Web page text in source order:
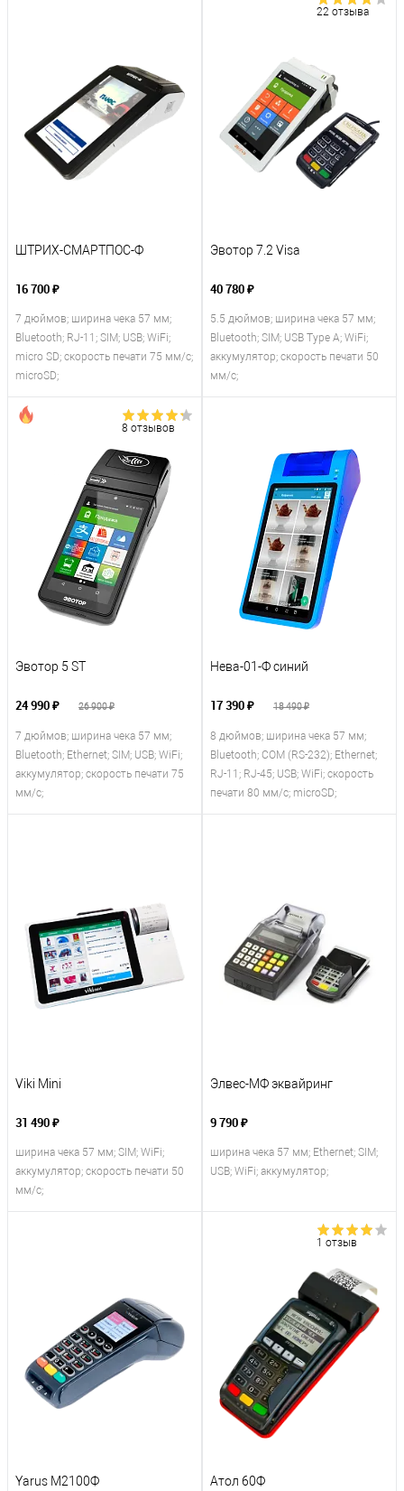
ШТРИХ-СМАРТПОС-Ф
16 700 ₽
7 дюймов; ширина чека 57 мм;
Bluetooth; RJ-11; SIM; USB; WiFi;
micro SD; скорость печати 75 мм/с;
microSD;
22 отзыва
Эвотор 7.2 Visa
40 780 ₽
5.5 дюймов; ширина чека 57 мм;
Bluetooth; SIM; USB Type A; WiFi;
аккумулятор; скорость печати 50
мм/с;
8 отзывов
Эвотор 5 ST
24 990 ₽ 26 900 ₽
7 дюймов; ширина чека 57 мм;
Bluetooth; Ethernet; SIM; USB; WiFi;
аккумулятор; скорость печати 75
мм/с;
Нева-01-Ф синий
17 390 ₽ 18 490 ₽
8 дюймов; ширина чека 57 мм;
Bluetooth; COM (RS-232); Ethernet;
RJ-11; RJ-45; USB; WiFi; скорость
печати 80 мм/с; microSD;
Viki Mini
31 490 ₽
ширина чека 57 мм; SIM; WiFi;
аккумулятор; скорость печати 50
мм/с;
Элвес-МФ эквайринг
9 790 ₽
ширина чека 57 мм; Ethernet; SIM;
USB; WiFi; аккумулятор;
Yarus M2100Ф
1 отзыв
Атол 60Ф